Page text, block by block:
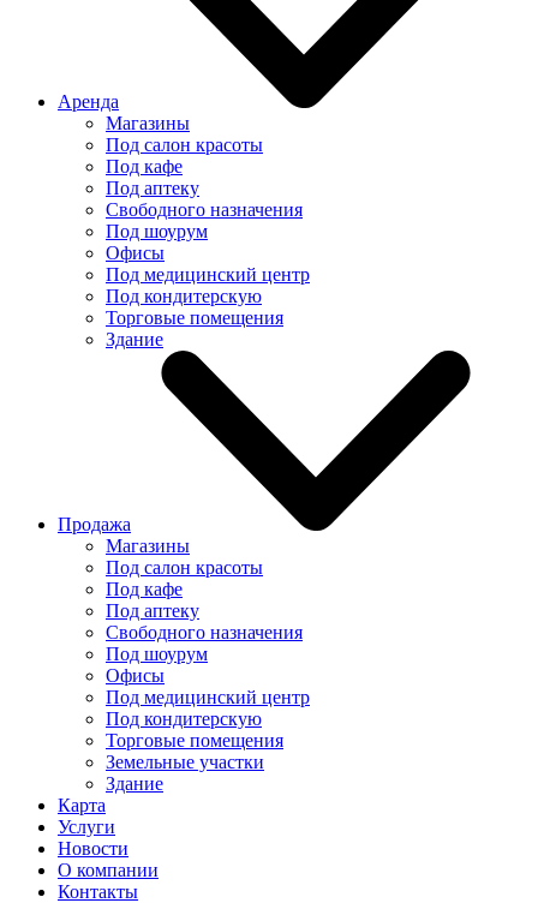
Аренда
Магазины
Под салон красоты
Под кафе
Под аптеку
Свободного назначения
Под шоурум
Офисы
Под медицинский центр
Под кондитерскую
Торговые помещения
Здание
Продажа
Магазины
Под салон красоты
Под кафе
Под аптеку
Свободного назначения
Под шоурум
Офисы
Под медицинский центр
Под кондитерскую
Торговые помещения
Земельные участки
Здание
Карта
Услуги
Новости
О компании
Контакты